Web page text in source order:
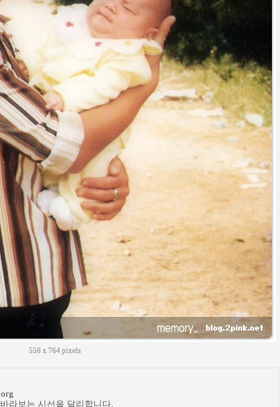
550 x 764 pixels
라보는 시선을 달리합니다.